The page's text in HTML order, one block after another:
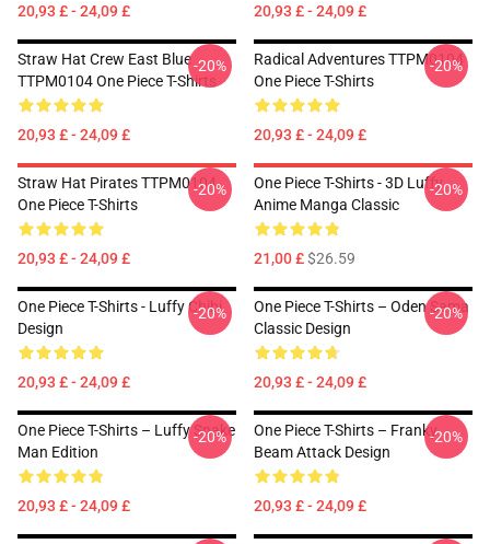
20,93 £ - 24,09 £ 20,93 £ - 24,09 £
Straw Hat Crew East Blue
TTPM0104 One Piece T-Shirts
20,93 £ - 24,09 £
-20%
Radical Adventures TTPM0104
One Piece T-Shirts
20,93 £ - 24,09 £
-20%
Straw Hat Pirates TTPM0104
One Piece T-Shirts
20,93 £ - 24,09 £
-20%
One Piece T-Shirts - 3D Luffy
Anime Manga Classic
21,00 £$26.59
-20%
One Piece T-Shirts - Luffy Chibi
Design
20,93 £ - 24,09 £
-20%
One Piece T-Shirts – Oden Sama
Classic Design
20,93 £ - 24,09 £
-20%
One Piece T-Shirts – Luffy Snake
Man Edition
20,93 £ - 24,09 £
-20%
One Piece T-Shirts – Franky
Beam Attack Design
20,93 £ - 24,09 £
-20%